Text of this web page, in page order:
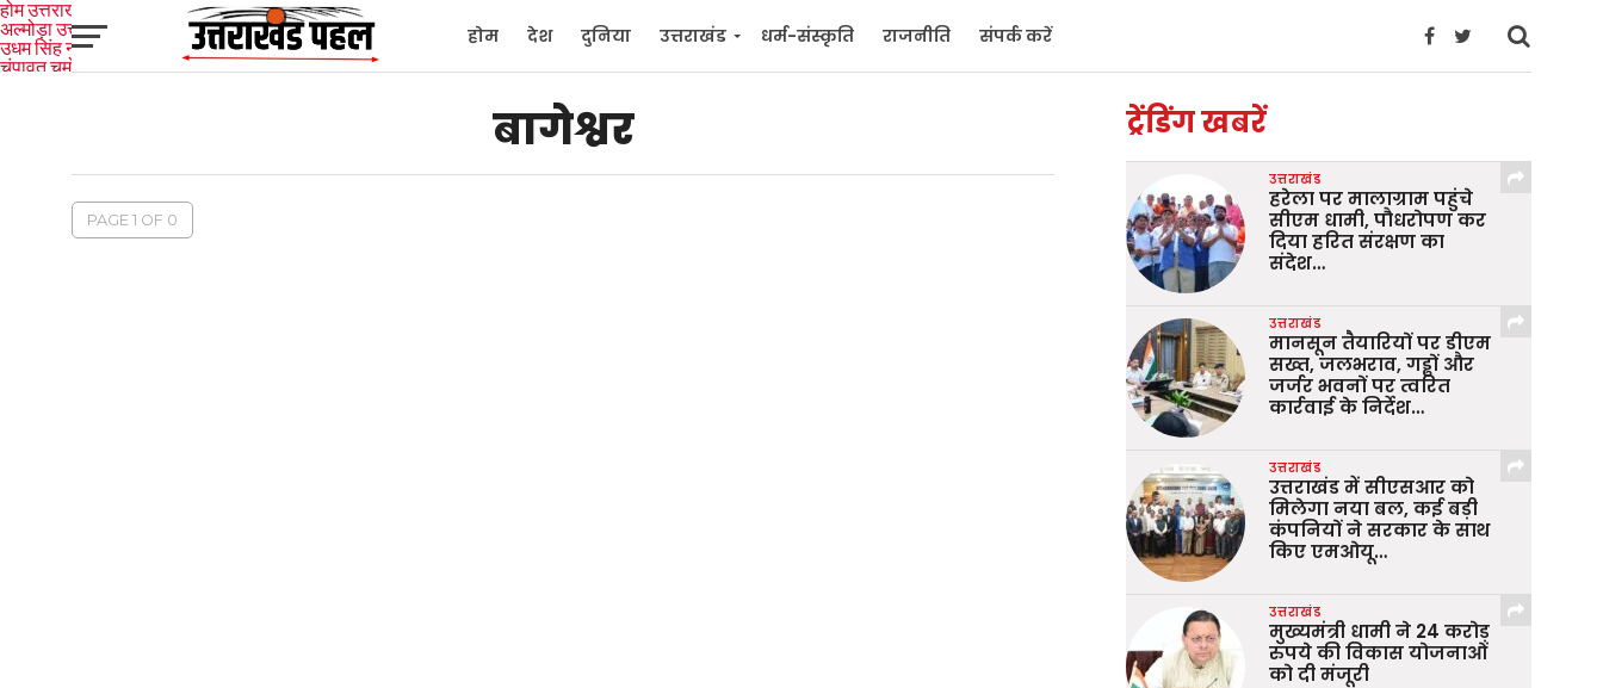
होम देश दुनिया उत्तराखंड धर्म-संस्कृति राजनीति संपर्क करें
होमउत्तराखंड
अल्मोड़ाउत्तरकाशी
उधम सिंह नगर
चंपावतचमोलीटिहरी
बागेश्वर
PAGE 1 OF 0
ट्रेंडिंग खबरें
उत्तराखंड
हरेला पर मालाग्राम पहुंचे
सीएम धामी, पौधरोपण कर
दिया हरित संरक्षण का
संदेश…
उत्तराखंड
मानसून तैयारियों पर डीएम
सख्त, जलभराव, गड्ढों और
जर्जर भवनों पर त्वरित
कार्रवाई के निर्देश…
उत्तराखंड
उत्तराखंड में सीएसआर को
मिलेगा नया बल, कई बड़ी
कंपनियों ने सरकार के साथ
किए एमओयू…
उत्तराखंड
मुख्यमंत्री धामी ने 24 करोड़
रुपये की विकास योजनाओं
को दी मंजूरी